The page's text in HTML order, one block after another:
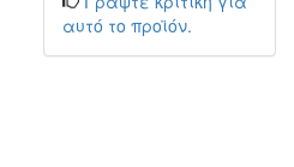
αυτό το προϊόν.